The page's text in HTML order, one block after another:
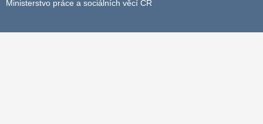
Ministerstvo práce a sociálních věcí ČR